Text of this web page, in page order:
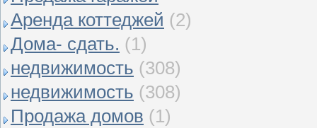
Аренда коттеджей (2)
Дома- сдать. (1)
недвижимость (308)
недвижимость (308)
Продажа домов (1)